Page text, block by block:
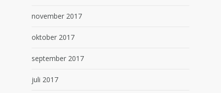
november 2017
oktober 2017
september 2017
juli 2017